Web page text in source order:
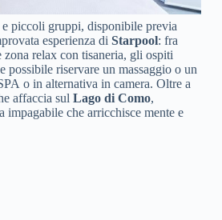
e piccoli gruppi, disponibile previa
esperienza di Starpool: fra
zona relax con tisaneria, gli ospiti
riservare un massaggio o un
o in alternativa in camera. Oltre a
affaccia sul Lago di Como,
che arricchisce mente e